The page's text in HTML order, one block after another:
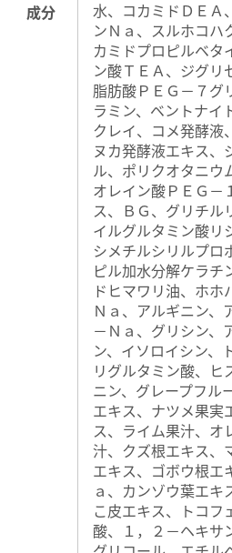
シャンプーを手のひらに 2～3
す。流す際は、洗浄成分が頭
腹でやさしく洗い流しましょ
成分
水、コカミドＤＥＡ
ンＮａ、スルホコハ
カミドプロピルベタ
ン酸ＴＥＡ、ジグリ
脂肪酸ＰＥＧ－７グ
ラミン、ベントナイ
クレイ、コメ発酵液
ヌカ発酵液エキス、
ル、ポリクオタニウ
オレイン酸ＰＥＧ－
ス、ＢＧ、グリチル
イルグルタミン酸リ
シメチルシリルプロ
ピル加水分解ケラチ
ドヒマワリ油、ホ
Ｎａ、アルギニン、
－Ｎａ、グリシン、
ン、イソロイシン、
リグルタミン酸、ヒ
ニン、グレープフル
エキス、ナツメ果実
ス、ライム果汁、オ
汁、クズ根エキス、
エキス、ゴボウ根エ
ａ、カンゾウ葉エキ
こ皮エキス、トコフ
酸、１，２－ヘキサ